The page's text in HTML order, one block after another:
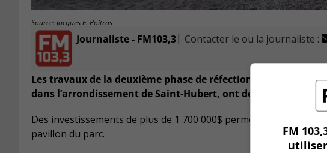
Source: Jacques E. Poitras
Journaliste - FM103,3| Contacter le ou la journaliste :
Les travaux de la deuxième phase de réfection du tronçon
dans l’arrondissement de Saint-Hubert, ont débuté la
Des investissements de plus de 1 700 000$ permettent
pavillon du parc.
FM